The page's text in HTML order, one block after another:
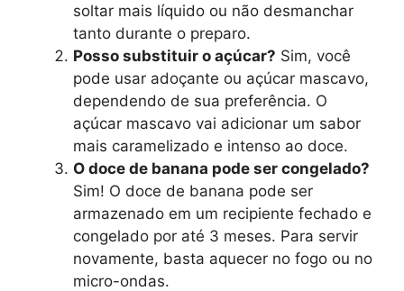
soltar mais líquido ou não desmanchar
tanto durante o preparo.
Posso substituir o açúcar? Sim, você
pode usar adoçante ou açúcar mascavo,
dependendo de sua preferência. O
açúcar mascavo vai adicionar um sabor
mais caramelizado e intenso ao doce.
O doce de banana pode ser congelado?
Sim! O doce de banana pode ser
armazenado em um recipiente fechado e
congelado por até 3 meses. Para servir
novamente, basta aquecer no fogo ou no
micro-ondas.